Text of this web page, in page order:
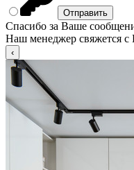
Спасибо за Ваше
Наш менеджер свяжется